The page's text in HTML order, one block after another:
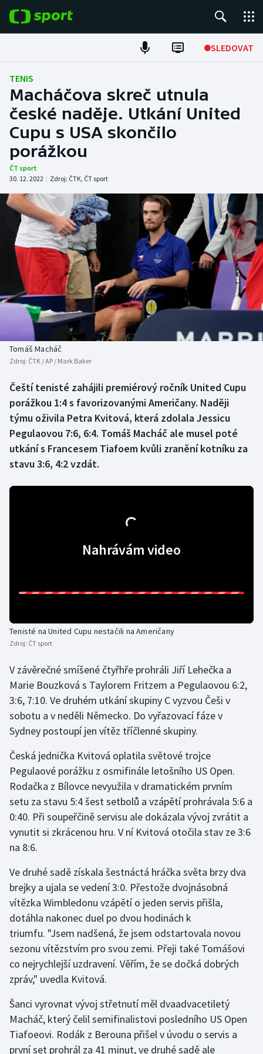
SLEDOVAT
Fotbal
Hokej
Tenis
Atletika
DALŠÍ SPORTY
Americký fotbal
Baseball a softbal
Basketbal
Biatlon
Boby a skeleton
Box
Curling
Dostihy
Florbal
Judo
Krasobruslení
Lezení
Lyže a snowboard
Moderní pětiboj
Motorsport
Olympijské hry
Parasport
Plavání
Plážový volejbal
Ragby
Rychlobruslení
Rychlostní kanoistika
Short track
Sportovní střelba
NEPŘEHLÉDNĚTE
Soutěže
Historické návraty
Aplikace ČT sport
AZ kvíz
TENIS
Macháčova skreč utnula
české naděje. Utkání United
Cupu s USA skončilo
porážkou
ČT sport
30. 12. 2022 | Zdroj: ČTK, ČT sport
Tomáš Macháč
Zdroj: ČTK / AP / Mark Baker
Čeští tenisté zahájili premiérový ročník United Cupu
porážkou 1:4 s favorizovanými Američany. Naději
týmu oživila Petra Kvitová, která zdolala Jessicu
Pegulaovou 7:6, 6:4. Tomáš Macháč ale musel poté
utkání s Francesem Tiafoem kvůli zranění kotníku za
stavu 3:6, 4:2 vzdát.
Nahrávám video
Tenisté na United Cupu nestačili na Američany
Zdroj: ČT sport
V závěrečné smíšené čtyřhře prohráli Jiří Lehečka a
Marie Bouzková s Taylorem Fritzem a Pegulaovou 6:2,
3:6, 7:10. Ve druhém utkání skupiny C vyzvou Češi v
sobotu a v neděli Německo. Do vyřazovací fáze v
Sydney postoupí jen vítěz tříčlenné skupiny.
Česká jednička Kvitová oplatila světové trojce
Pegulaové porážku z osmifinále letošního US Open.
Rodačka z Bílovce nevyužila v dramatickém prvním
setu za stavu 5:4 šest setbolů a vzápětí prohrávala 5:6 a
0:40. Při soupeřčině servisu ale dokázala vývoj zvrátit a
vynutit si zkrácenou hru. V ní Kvitová otočila stav ze 3:6
na 8:6.
Ve druhé sadě získala šestnáctá hráčka světa brzy dva
brejky a ujala se vedení 3:0. Přestože dvojnásobná
vítězka Wimbledonu vzápětí o jeden servis přišla,
dotáhla nakonec duel po dvou hodinách k
triumfu. "Jsem nadšená, že jsem odstartovala novou
sezonu vítězstvím pro svou zemi. Přeji také Tomášovi
co nejrychlejší uzdravení. Věřím, že se dočká dobrých
zpráv," uvedla Kvitová.
Šanci vyrovnat vývoj střetnutí měl dvaadvacetiletý
Macháč, který čelil semifinalistovi posledního US Open
Tiafoeovi. Rodák z Berouna přišel v úvodu o servis a
první set prohrál za 41 minut, ve druhé sadě ale